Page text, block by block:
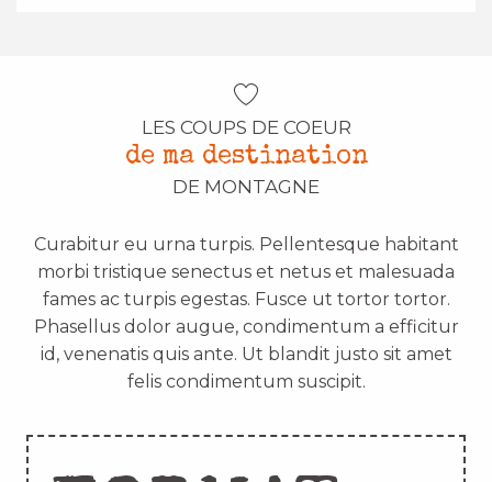
LES COUPS DE COEUR
de ma destination
DE MONTAGNE
Curabitur eu urna turpis. Pellentesque habitant
morbi tristique senectus et netus et malesuada
fames ac turpis egestas. Fusce ut tortor tortor.
Phasellus dolor augue, condimentum a efficitur
id, venenatis quis ante. Ut blandit justo sit amet
felis condimentum suscipit.